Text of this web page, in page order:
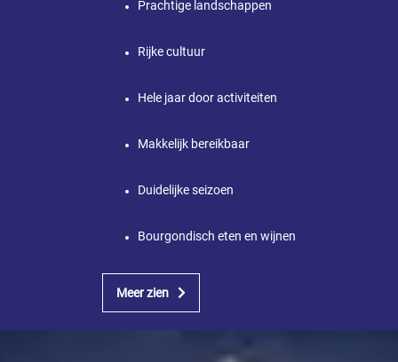
Prachtige landschappen
Rijke cultuur
Hele jaar door activiteiten
Makkelijk bereikbaar
Duidelijke seizoen
Bourgondisch eten en wijnen
Meer zien